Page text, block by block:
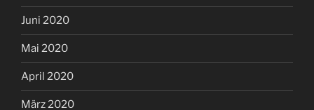
Juni 2020
Mai 2020
April 2020
März 2020